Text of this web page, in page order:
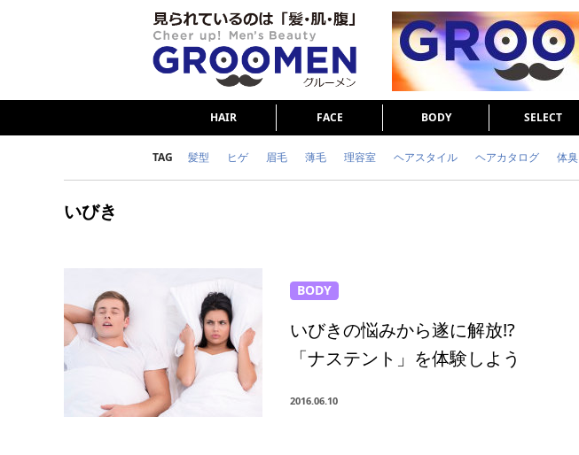
HAIR FACE BODY SELECT
TAG 髪型 ヒゲ 眉毛 薄毛 理容室 ヘアスタイル ヘアカタログ 体臭
いびき
BODY
いびきの悩みから遂に解放!?
「ナステント」を体験しよう
2016.06.10